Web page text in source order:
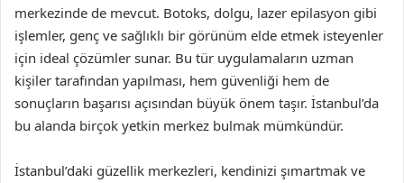
merkezinde de mevcut. Botoks, dolgu, lazer epilasyon gibi
işlemler, genç ve sağlıklı bir görünüm elde etmek isteyenler
için ideal çözümler sunar. Bu tür uygulamaların uzman
kişiler tarafından yapılması, hem güvenliği hem de
sonuçların başarısı açısından büyük önem taşır. İstanbul’da
bu alanda birçok yetkin merkez bulmak mümkündür.
İstanbul’daki güzellik merkezleri, kendinizi şımartmak ve